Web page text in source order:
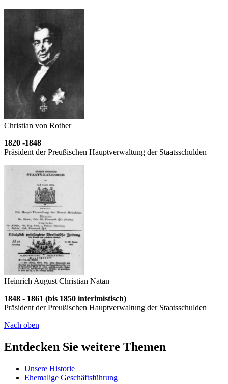
Christian von Rother
1820 -1848
Präsident der Preußischen Haupt­verwaltung der Staatsschulden
Heinrich August Christian Natan
1848 - 1861 (bis 1850 interimistisch)
Präsident der Preußischen Haupt­verwaltung der Staatsschulden
Nach oben
Entdecken Sie weitere Themen
Unsere Historie
Ehemalige Geschäftsführung